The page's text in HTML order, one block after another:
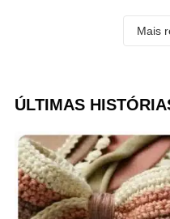
ÚLTIMAS